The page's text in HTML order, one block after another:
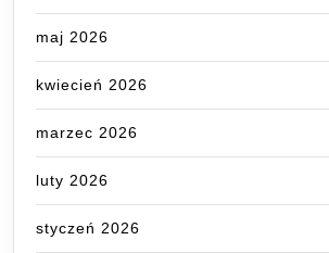
maj 2026
kwiecień 2026
marzec 2026
luty 2026
styczeń 2026